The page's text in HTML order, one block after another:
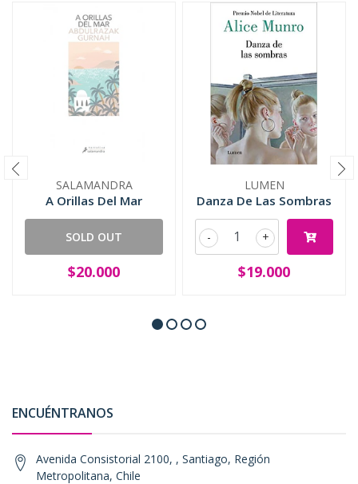
SALAMANDRA
A Orillas Del Mar
SOLD OUT
$20.000
LUMEN
Danza De Las Sombras
+
-
$19.000
ENCUÉNTRANOS
Avenida Consistorial 2100, , Santiago, Región
Metropolitana, Chile